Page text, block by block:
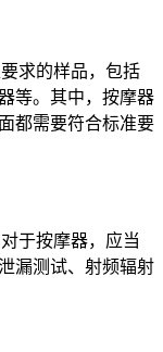
求的样品，包括
等。其中，按摩器
都需要符合标准要
于按摩器，应当
漏测试、射频辐射